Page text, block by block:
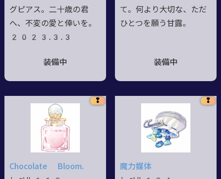
グピアス。二十歳の君
へ、不変の愛と倖いを。
2023.3.3
装備中
て。何より大切な、ただ
ひとつを願う甘露。
装備中
❢
Chocolate Bloom.
❢
魔力媒体